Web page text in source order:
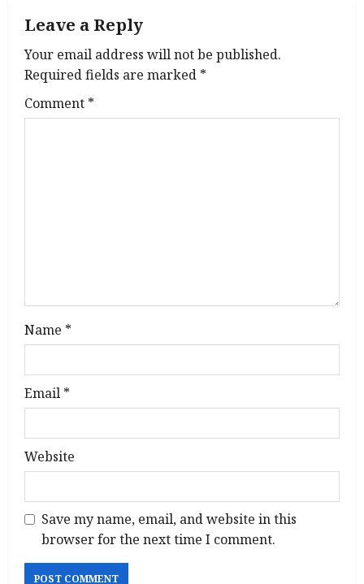
a
v
i
g
Leave a Reply
Your email address will not be published.
Required fields are marked *
Comment *
Name *
Email *
Website
Save my name, email, and website in this
browser for the next time I comment.